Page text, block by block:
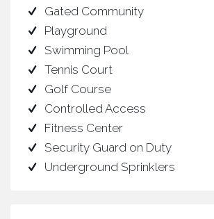
Gated Community
Playground
Swimming Pool
Tennis Court
Golf Course
Controlled Access
Fitness Center
Security Guard on Duty
Underground Sprinklers